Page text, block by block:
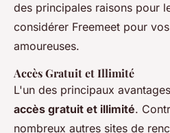
des principales raisons pour
considérer Freemeet pour
amoureuses.
Accès Gratuit et Illimité
L'un des principaux
accès gratuit et illimité.
nombreux autres sites de